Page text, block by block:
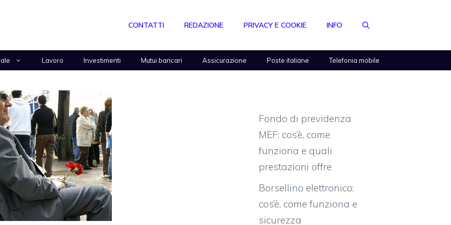
CONTATTI REDAZIONE PRIVACY E COOKIE INFO
Lavoro Investimenti Mutui bancari Assicurazione Poste italiane Telefonia mobile
Fondo di previdenza
MEF: cos’è, come
funziona e quali
prestazioni offre
Borsellino elettronico:
cos’è, come funziona e
sicurezza